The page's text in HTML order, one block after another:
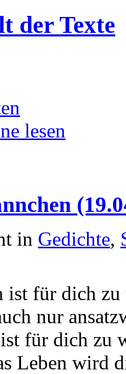
der Texte
lesen
in Gedichte,
ist für dich
nur
für dich zu
Leben wird